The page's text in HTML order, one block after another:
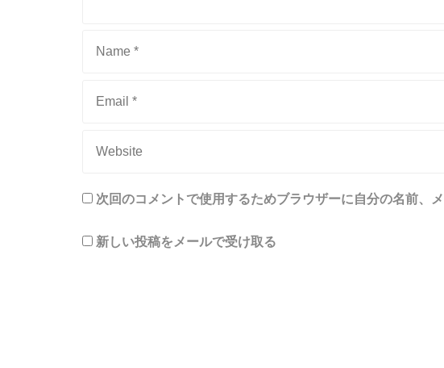
次回のコメントで使用するためブラウザーに自分の名前、
新しい投稿をメールで受け取る